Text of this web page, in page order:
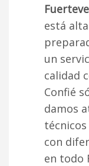
está
un
calidad
Confié
damos
con
en todo